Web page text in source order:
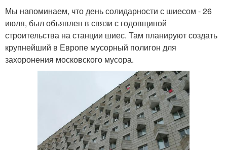
Мы напоминаем, что день солидарности с шиесом - 26
июля, был объявлен в связи с годовщиной
строительства на станции шиес. Там планируют создать
крупнейший в Европе мусорный полигон для
захоронения московского мусора.